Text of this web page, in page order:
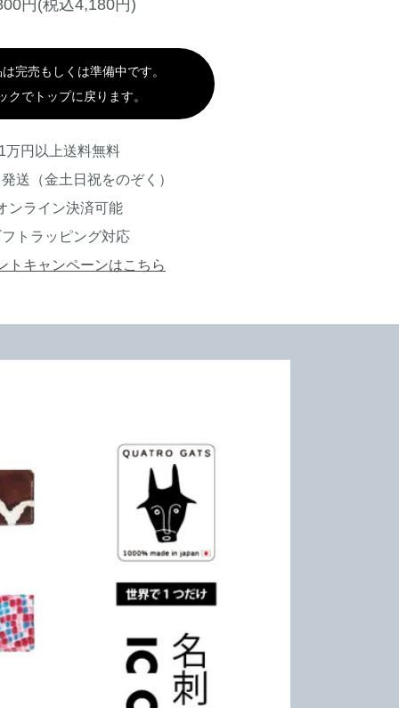
円(税込4,180円)
完売もしくは準備中です。
クでトップに戻ります。
1万円以上送料無料
送（金土日祝をのぞく）
ンライン決済可能
フトラッピング対応
トキャンペーンはこちら